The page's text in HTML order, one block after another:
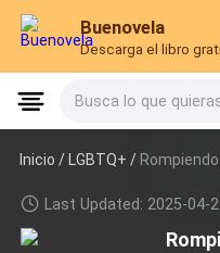
Buenovela
Descarga el libro
Busca lo que
Inicio /LGBTQ+ /
Last Updated: 2025-04-